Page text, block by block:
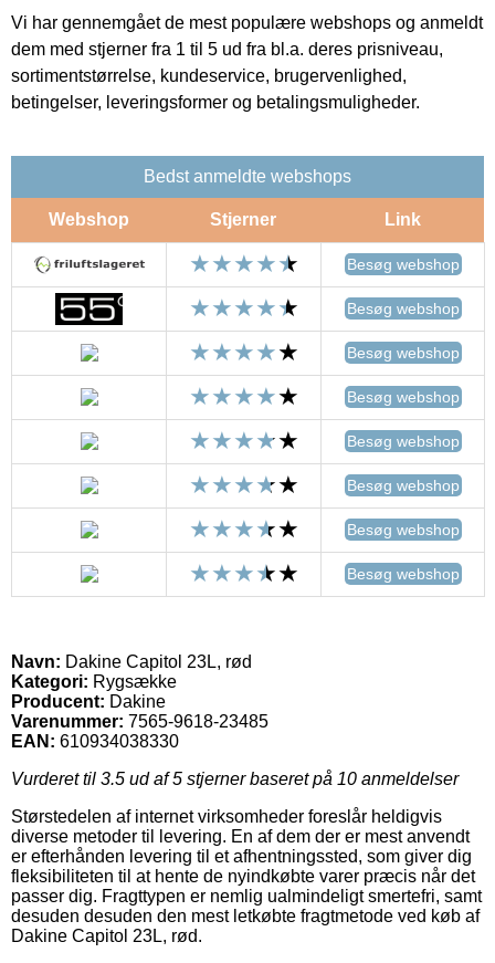
Vi har gennemgået de mest populære webshops og anmeldt
dem med stjerner fra 1 til 5 ud fra bl.a. deres prisniveau,
sortimentstørrelse, kundeservice, brugervenlighed,
betingelser, leveringsformer og betalingsmuligheder.
Bedst anmeldte webshops
Webshop Stjerner Link
Besøg webshop
Besøg webshop
Besøg webshop
Besøg webshop
Besøg webshop
Besøg webshop
Besøg webshop
Besøg webshop
Navn: Dakine Capitol 23L, rød
Kategori: Rygsække
Producent: Dakine
Varenummer: 7565-9618-23485
EAN: 610934038330
Vurderet til 3.5 ud af 5 stjerner baseret på 10 anmeldelser
Størstedelen af internet virksomheder foreslår heldigvis
diverse metoder til levering. En af dem der er mest anvendt
er efterhånden levering til et afhentningssted, som giver dig
fleksibiliteten til at hente de nyindkøbte varer præcis når det
passer dig. Fragttypen er nemlig ualmindeligt smertefri, samt
desuden desuden den mest letkøbte fragtmetode ved køb af
Dakine Capitol 23L, rød.